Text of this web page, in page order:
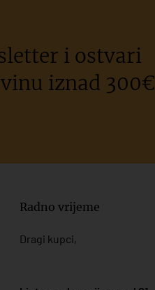
i ostvari
iznad 300€
Radno vrijeme
Dragi kupci,